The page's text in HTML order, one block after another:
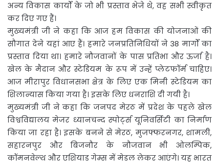
अन्य विकास कार्यों के जो भी प्रस्ताव भेजे थे, वह सभी स्वीकृत
कर दिए गए हैं।
मुख्यमंत्री जी ने कहा कि आज हम विकास की योजनाओं की
सौगात देने यहां आए हैं। हमारे जनप्रतिनिधियों ने 38 मार्गों का
प्रस्ताव दिया था। हमारे नौजवानों के पास प्रतिभा और ऊर्जा है।
खेल के मैदान और स्टेडियम के रूप में उन्हें प्लेटफॉर्म चाहिए।
आज मीरापुर विधानसभा क्षेत्र के लिए एक मिनी स्टेडियम का
शिलान्यास किया गया है। इसके लिए धनराशि दी गयी है।
मुख्यमंत्री जी ने कहा कि जनपद मेरठ में प्रदेश के पहले खेल
विश्वविद्यालय मेजर ध्यानचन्द स्पोर्ट्स यूनिवर्सिटी का निर्माण
किया जा रहा है। इसके बनने से मेरठ, मुजफ्फरनगर, शामली,
सहारनपुर और बिजनौर के नौजवान भी ओलम्पिक,
कॉमनवेल्थ और एशियाड गेम्स में मेडल लेकर आएंगे। यह भारत